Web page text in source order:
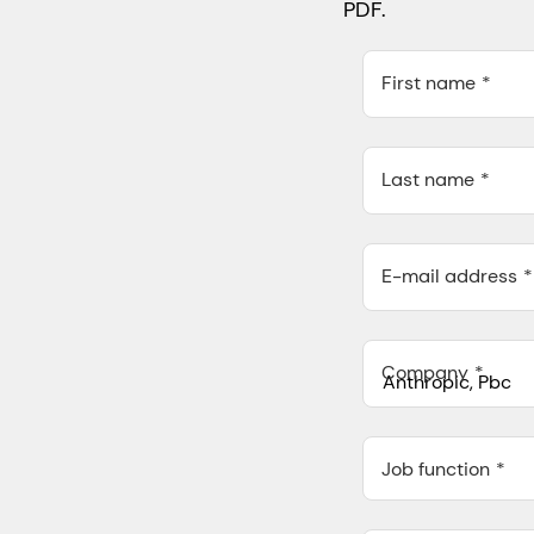
PDF.
First name
Last name
E-mail address
Company
548 Market St Pmb
Job function